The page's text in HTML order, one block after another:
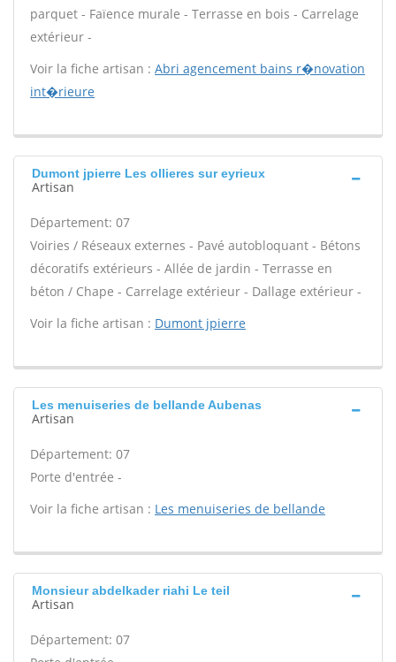
parquet - Faïence murale - Terrasse en bois - Carrelage
extérieur -
Voir la fiche artisan : Abri agencement bains r�novation
int�rieure
Dumont jpierre Les ollieres sur eyrieux
Artisan
Département: 07
Voiries / Réseaux externes - Pavé autobloquant - Bétons
décoratifs extérieurs - Allée de jardin - Terrasse en
béton / Chape - Carrelage extérieur - Dallage extérieur -
Voir la fiche artisan : Dumont jpierre
Les menuiseries de bellande Aubenas
Artisan
Département: 07
Porte d'entrée -
Voir la fiche artisan : Les menuiseries de bellande
Monsieur abdelkader riahi Le teil
Artisan
Département: 07